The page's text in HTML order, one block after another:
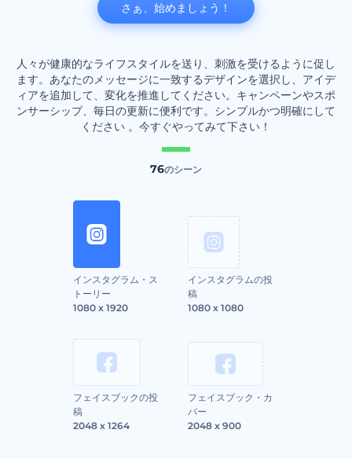
人々が健康的なライフスタイルを送り、刺激を受けるように促し
ます。あなたのメッセージに一致するデザインを選択し、アイデ
ィアを追加して、変化を推進してください。キャンペーンやスポ
ンサーシップ、毎日の更新に便利です。シンプルかつ明確にして
ください 。今すぐやってみて下さい！
76のシーン
インスタグラム・ス
トーリー
1080 x 1920
インスタグラムの投
稿
1080 x 1080
フェイスブックの投
稿
2048 x 1264
フェイスブック・カ
バー
2048 x 900
さぁ、始めましょう！